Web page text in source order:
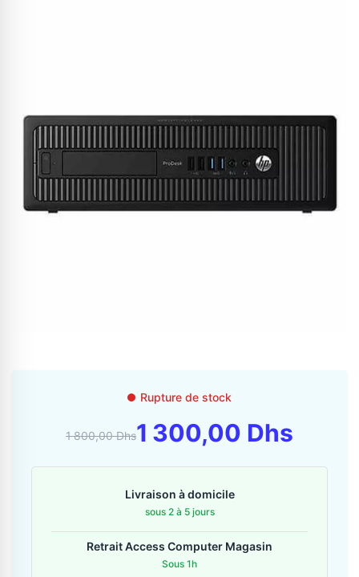
06 36 88 27 81
Envoyer un message
Rupture de stock
1 800,00 Dhs1 300,00 Dhs
Livraison à domicile
sous 2 à 5 jours
Retrait Access Computer Magasin
Sous 1h